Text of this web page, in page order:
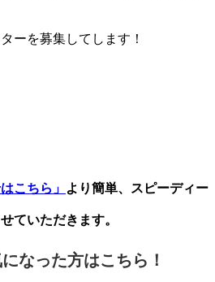
ーを募集してします！
こちら」 より簡単、スピーディー
ていただきます。
なった方はこちら！